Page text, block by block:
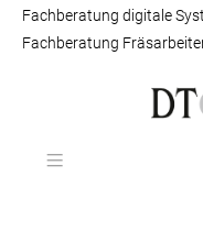
Fachberatung digitale
Fachberatung